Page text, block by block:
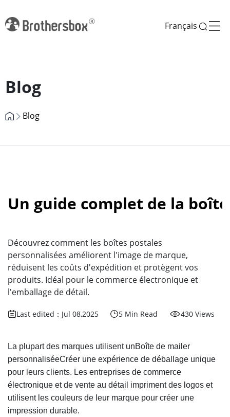
Français
Blog
Blog
Un guide complet de la
Découvrez comment les boîtes postales
personnalisées améliorent l'image de marque,
réduisent les coûts d'expédition et protègent vos
produits. Idéal pour le commerce électronique et
l'emballage de détail.
Last edited：Jul 08,2025 5 Min Read 430 Views
La plupart des marques utilisent unBoîte de mailer
personnaliséeCréer une expérience de déballage unique
pour leurs clients. Les entreprises de commerce
électronique et de vente au détail impriment des logos et
utilisent les couleurs de leur marque pour créer une
impression durable.